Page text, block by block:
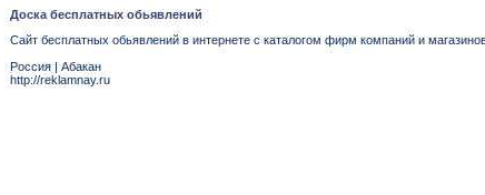
Доска бесплатных обьявлений
Сайт бесплатных обьявлений в интернете с каталогом фирм компаний и
Россия | Абакан
http://reklamnay.ru